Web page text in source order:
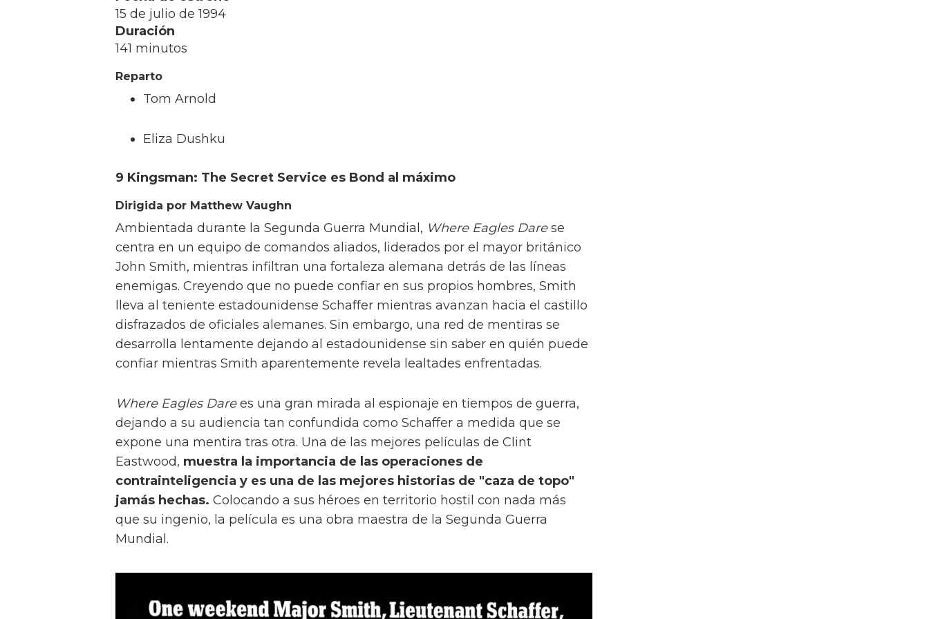
15 de julio de 1994
Duración
141 minutos
Reparto
Tom Arnold
Eliza Dushku
9 Kingsman: The Secret Service es Bond al máximo
Dirigida por Matthew Vaughn
Ambientada durante la Segunda Guerra Mundial, Where Eagles Darese
centra en un equipo de comandos aliados, liderados por el mayor británico
John Smith, mientras infiltran una fortaleza alemana detrás de las líneas
enemigas. Creyendo que no puede confiar en sus propios hombres, Smith
lleva al teniente estadounidense Schaffer mientras avanzan hacia el castillo
disfrazados de oficiales alemanes. Sin embargo, una red de mentiras se
desarrolla lentamente dejando al estadounidense sin saber en quién puede
confiar mientras Smith aparentemente revela lealtades enfrentadas.
Where Eagles Darees una gran mirada al espionaje en tiempos de guerra,
dejando a su audiencia tan confundida como Schaffer a medida que se
expone una mentira tras otra. Una de las mejores películas de Clint
Eastwood, muestra la importancia de las operaciones de
contrainteligencia y es una de las mejores historias de "caza de topo"
jamás hechas. Colocando a sus héroes en territorio hostil con nada más
que su ingenio, la película es una obra maestra de la Segunda Guerra
Mundial.